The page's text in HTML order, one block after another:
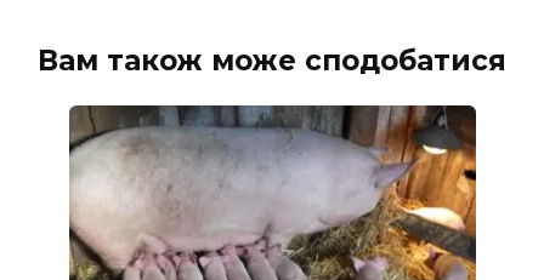
Вам також може сподобатися